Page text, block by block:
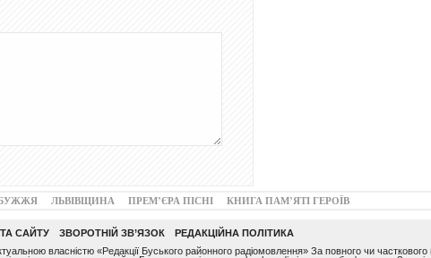
ЛЬВІВЩИНА ПРЕМ’ЄРА ПІСНІ КНИГА ПАМ’ЯТІ ГЕРОЇВ
САЙТУ ЗВОРОТНІЙ ЗВ’ЯЗОК
РЕДАКЦІЙНА ПОЛІТИКА
власністю «Редакції Буського районного радіомовлення» За повного чи часткового